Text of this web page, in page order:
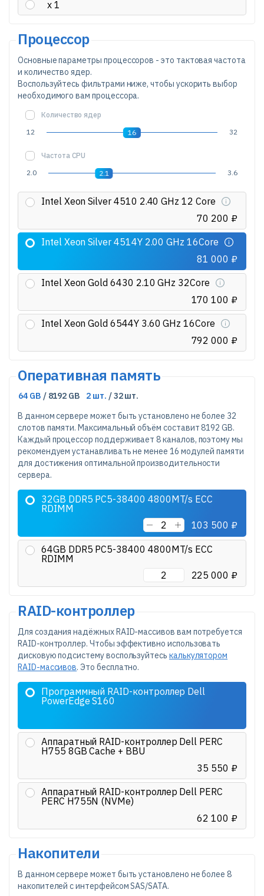
x 1
Процессор
Основные параметры процессоров - это тактовая частота
и количество ядер.
Воспользуйтесь фильтрами ниже, чтобы ускорить выбор
необходимого вам процессора.
Количество ядер
12
16 32
Частота CPU
2.0
2.1 3.6
Intel Xeon Silver 4510 2.40 GHz 12 Core
70 200 ₽
Intel Xeon Silver 4514Y 2.00 GHz 16Core
81 000 ₽
Intel Xeon Gold 6430 2.10 GHz 32Core
170 100 ₽
Intel Xeon Gold 6544Y 3.60 GHz 16Core
792 000 ₽
Оперативная память
64 GB / 8192 GB 2 шт. / 32 шт.
В данном сервере может быть установлено не более 32
слотов памяти. Максимальный объём составит 8192 GB.
Каждый процессор поддерживает 8 каналов, поэтому мы
рекомендуем устанавливать не менее 16 модулей памяти
для достижения оптимальной производительности
сервера.
32GB DDR5 PC5-38400 4800MT/s ECC
RDIMM
103 500 ₽
64GB DDR5 PC5-38400 4800MT/s ECC
RDIMM
225 000 ₽
RAID-контроллер
Для создания надёжных RAID-массивов вам потребуется
RAID-контроллер. Чтобы эффективно использовать
дисковую подсистему воспользуйтесь калькулятором
RAID-массивов. Это бесплатно.
Программный RAID-контроллер Dell
PowerEdge S160
Аппаратный RAID-контроллер Dell PERC
H755 8GB Cache + BBU
35 550 ₽
Аппаратный RAID-контроллер Dell PERC
PERC H755N (NVMe)
62 100 ₽
Накопители
В данном сервере может быть установлено не более 8
накопителей с интерфейсом SAS/SATA.